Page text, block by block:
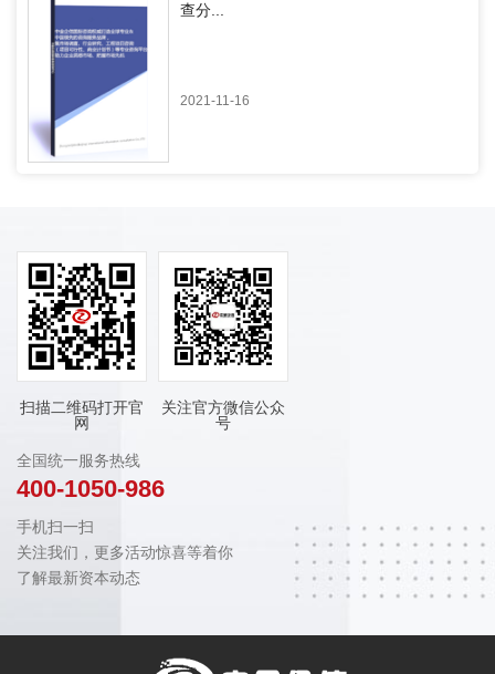
查分...
2021-11-16
扫描二维码打开官
网
关注官方微信公众
号
全国统一服务热线
400-1050-986
手机扫一扫
关注我们，更多活动惊喜等着你
了解最新资本动态